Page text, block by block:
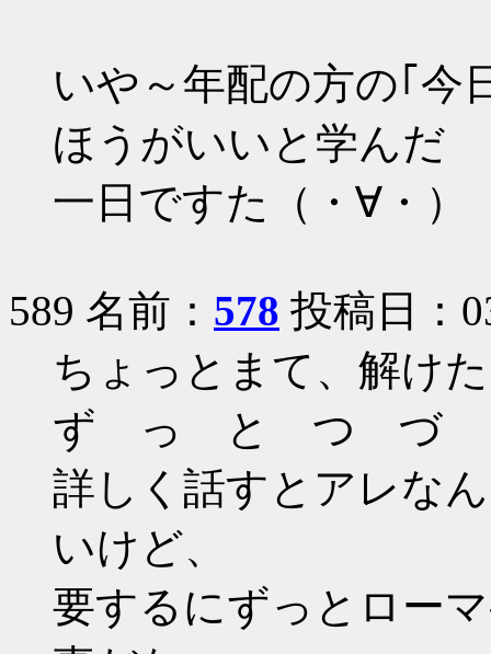
いや～年配の方の｢今
ほうがいいと学んだ
一日ですた（・∀・）
589 名前： 578 投稿日：
ちょっとまて、解け
ず っ と つ づ
詳しく話すとアレな
いけど、
要するにずっとロー